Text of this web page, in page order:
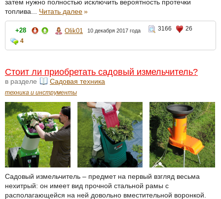
затем нужно полностью исключить вероятность протечки
топлива... Читать далее»
+28 Olik01 10 декабря 2017 года 3166
26
4
Стоит ли приобретать садовый измельчитель?
в разделе Садовая техника
техника и инструменты
Садовый измельчитель – предмет на первый взгляд весьма
нехитрый: он имеет вид прочной стальной рамы с
располагающейся на ней довольно вместительной воронкой.